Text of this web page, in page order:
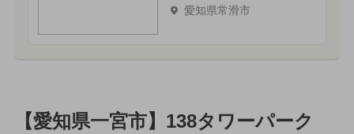
愛知県常滑市
【愛知県一宮市】138タワーパーク